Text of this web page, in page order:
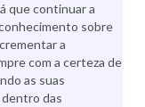
que continuar a
sobre
a
com a certeza de
as suas
dentro das